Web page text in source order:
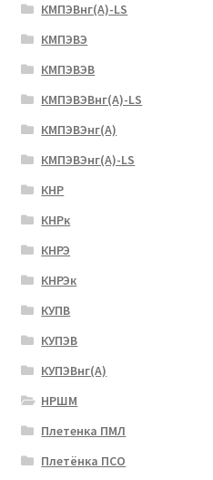
КМПЭВнг(А)-LS
КМПЭВЭ
КМПЭВЭВ
КМПЭВЭВнг(А)-LS
КМПЭВЭнг(А)
КМПЭВЭнг(А)-LS
КНР
КНРк
КНРЭ
КНРЭк
КУПВ
КУПЭВ
КУПЭВнг(А)
НРШМ
Плетенка ПМЛ
Плетёнка ПСО